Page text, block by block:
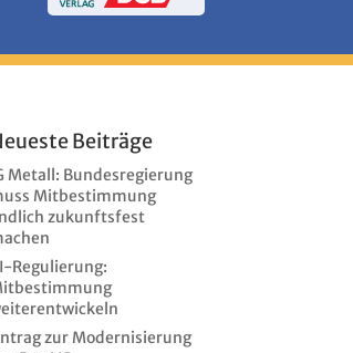
Beiträge
Metall: Bundesregierung
Mitbestimmung
zukunftsfest
Regulierung:
zur Modernisierung